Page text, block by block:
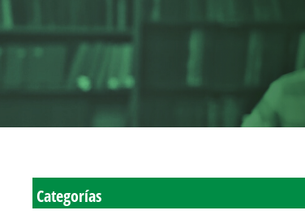
Categorías